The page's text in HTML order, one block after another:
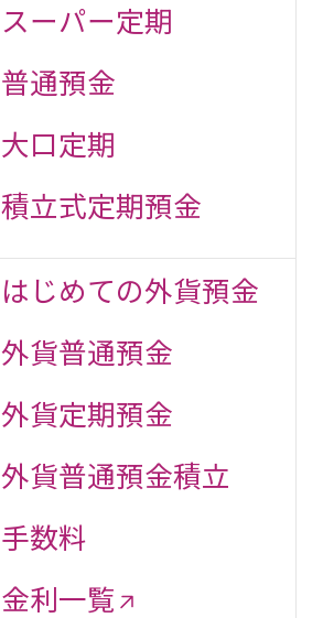
スーパー定期
普通預金
大口定期
積立式定期預金
はじめての外貨預金
外貨普通預金
外貨定期預金
外貨普通預金積立
手数料
金利一覧